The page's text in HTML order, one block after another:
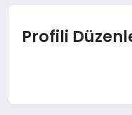
SIYASET
DÜNYA
Profili